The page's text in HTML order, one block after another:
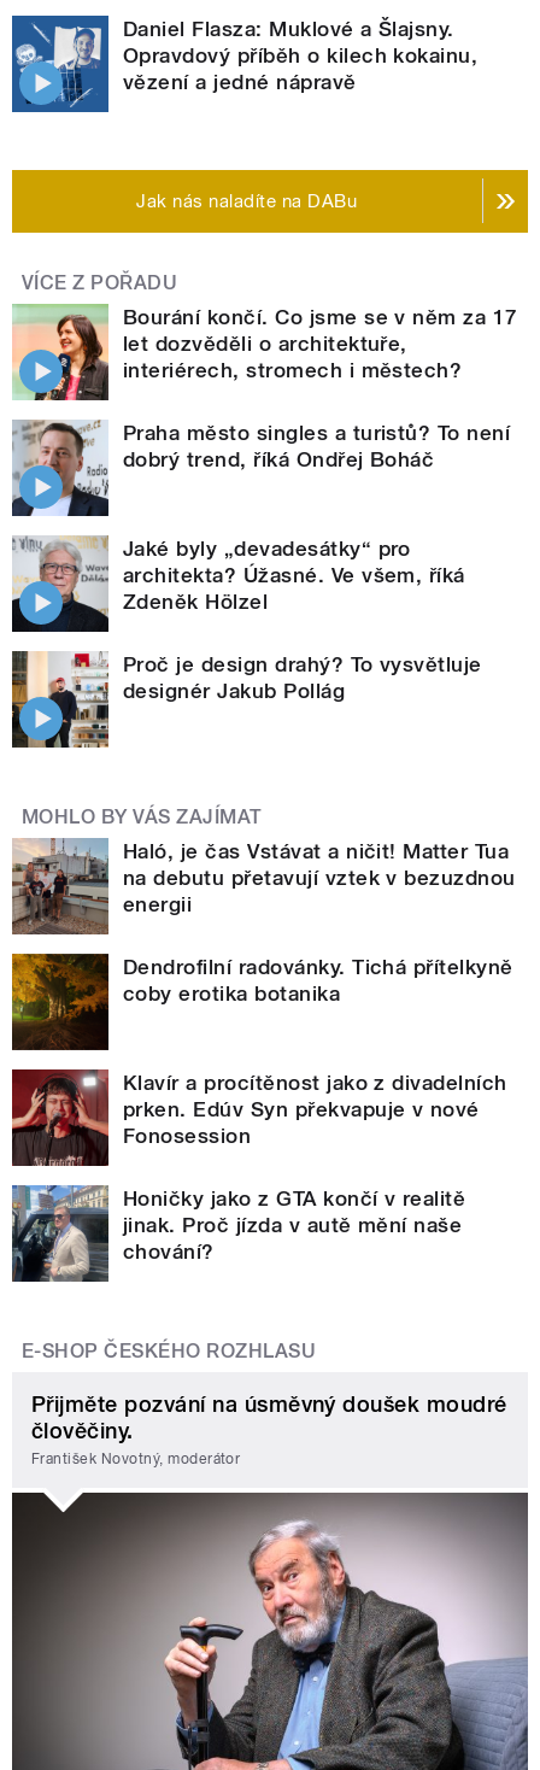
Daniel Flasza: Muklové a Šlajsny.
Opravdový příběh o kilech kokainu,
vězení a jedné nápravě
Jak nás naladíte na DABu
VÍCE Z POŘADU
Bourání končí. Co jsme se v něm za 17
let dozvěděli o architektuře,
interiérech, stromech i městech?
Praha město singles a turistů? To není
dobrý trend, říká Ondřej Boháč
Jaké byly „devadesátky“ pro
architekta? Úžasné. Ve všem, říká
Zdeněk Hölzel
Proč je design drahý? To vysvětluje
designér Jakub Pollág
MOHLO BY VÁS ZAJÍMAT
Haló, je čas Vstávat a ničit! Matter Tua
na debutu přetavují vztek v bezuzdnou
energii
Dendrofilní radovánky. Tichá přítelkyně
coby erotika botanika
Klavír a procítěnost jako z divadelních
prken. Edúv Syn překvapuje v nové
Fonosession
Honičky jako z GTA končí v realitě
jinak. Proč jízda v autě mění naše
chování?
E-SHOP ČESKÉHO ROZHLASU
Přijměte pozvání na úsměvný doušek moudré
člověčiny.
František Novotný, moderátor